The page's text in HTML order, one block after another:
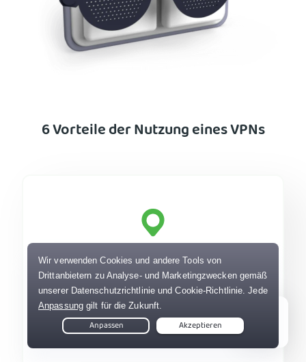
6 Vorteile der Nutzung eines VPNs
Ändern Sie Ihren virtuellen Standort
Wählen Sie Ihren Onlinestandort, indem Sie sich
mit dem umfangreichen VPN-Servernetzwerk
der nächsten Generation von PIA verbinden. Es
umfasst 50 Länder, einschließlich aller 50 US-